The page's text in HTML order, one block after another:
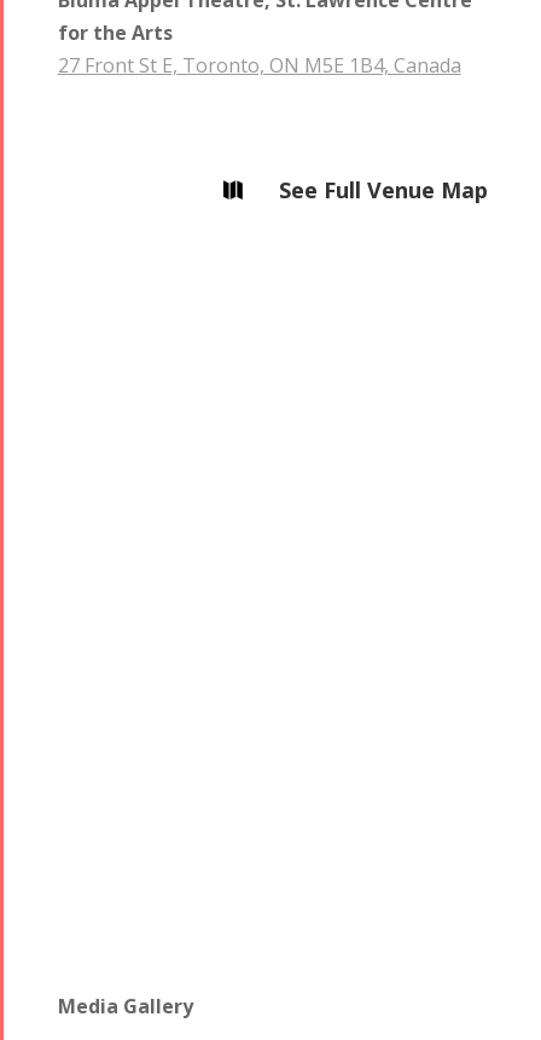
for the Arts
27 Front St E, Toronto, ON M5E 1B4, Canada
See Full Venue Map
Media Gallery